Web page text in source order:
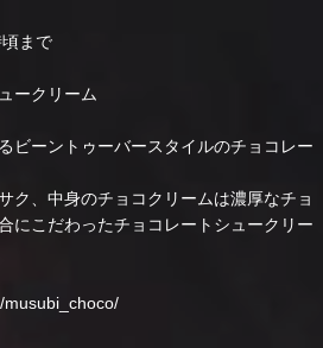
まで
ークリーム
ビーントゥーバースタイルのチョコレー
ク、中身のチョコクリームは濃厚なチョ
にこだわったチョコレートシュークリー
musubi_choco/